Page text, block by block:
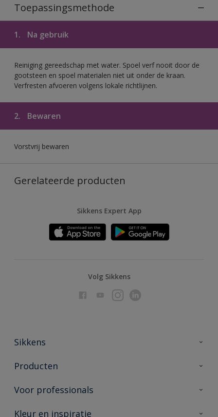
Toepassingsmethode
1. Na gebruik
Reiniging gereedschap met water. Spoel verf nooit door de
gootsteen en spoel materialen niet uit onder de kraan.
Verfresten afvoeren volgens lokale richtlijnen.
2. Bewaren
Vorstvrij bewaren
Gerelateerde producten
Sikkens Expert App
Volg Sikkens
Sikkens
Over Sikkens
Duurzaamheid
Producten
Producten voor binnen
Voor professionals
Advies & service
Kleur en inspiratie